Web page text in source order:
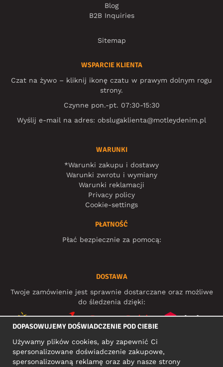
Blog
B2B Inquiries
Sitemap
WSPARCIE KLIENTA
Czat na żywo – kliknij ikonę czatu w prawym dolnym rogu
strony.
Czynne pon.-pt. 07:30-15:30
Wyślij e-mail na adres: obslugaklienta@motleydenim.pl
WARUNKI
*Warunki zakupu i dostawy
Warunki zwrotu i wymiany
Warunki reklamacji
Privacy policy
Cookie-settings
PŁATNOŚĆ
Płać bezpiecznie za pomocą:
DOSTAWA
Twoje zamówienie jest sprawnie dostarczane oraz możliwe
do śledzenia dzięki:
MEDIA SPOŁECZNOŚCIOWE
DOPASOWUJEMY DOŚWIADCZENIE POD CIEBIE
Używamy plików cookies, aby zapewnić Ci
spersonalizowane doświadczenie zakupowe,
spersonalizowaną reklamę oraz aby nasze strony